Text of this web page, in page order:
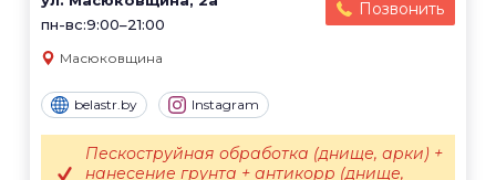
пн-вс:9:00–21:00
Позвонить
Масюковщина
belastr.by Instagram
Пескоструйная обработка (днище, арки) +
нанесение грунта + антикорр (днище,